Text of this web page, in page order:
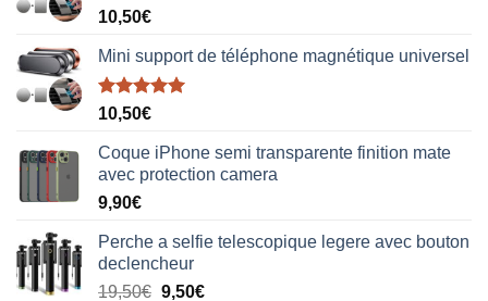
10,50€
Mini support de téléphone magnétique universel
Note5.00
10,50€
Coque iPhone semi transparente finition mate
avec protection camera
9,90€
Perche a selfie telescopique legere avec bouton
declencheur
19,50€ 9,50€